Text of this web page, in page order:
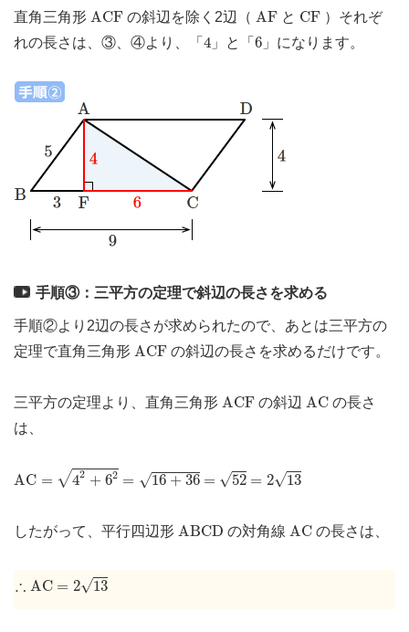
直角三角形 ACF
A CF の斜辺を除く2辺（ AF
A F と CF
CF ）それぞ
れの長さは、③、④より、「 4
4 」と「 6
6 」になります。
手順③：三平方の定理で斜辺の長さを求める
手順②より2辺の長さが求められたので、あとは三平方の
定理で直角三角形 ACF
A CF の斜辺の長さを求めるだけです。
三平方の定理より、直角三角形 ACF
A CF の斜辺 AC
A C の長さ
は、
AC = √42 + 62 = √16 + 36
62=16+
= √52 = 2√13
13
したがって、平行四辺形 ABCD
A BCD の対角線 AC
A C の長さは、
∴ AC = 2√13
A C= 13